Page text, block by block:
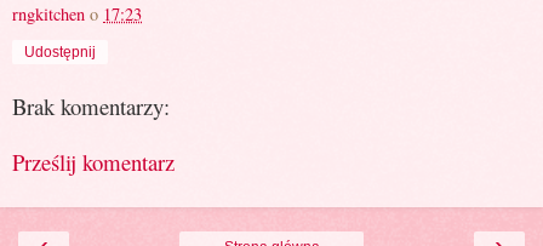
rngkitchen o 17:23
Udostępnij
Brak komentarzy:
Prześlij komentarz